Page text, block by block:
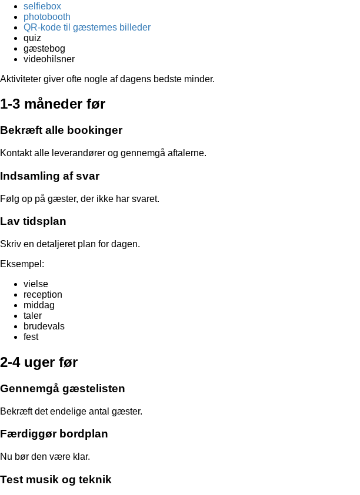
selfiebox
photobooth
QR-kode til gæsternes billeder
quiz
gæstebog
videohilsner
Aktiviteter giver ofte nogle af dagens bedste minder.
1-3 måneder før
Bekræft alle bookinger
Kontakt alle leverandører og gennemgå aftalerne.
Indsamling af svar
Følg op på gæster, der ikke har svaret.
Lav tidsplan
Skriv en detaljeret plan for dagen.
Eksempel:
vielse
reception
middag
taler
brudevals
fest
2-4 uger før
Gennemgå gæstelisten
Bekræft det endelige antal gæster.
Færdiggør bordplan
Nu bør den være klar.
Test musik og teknik